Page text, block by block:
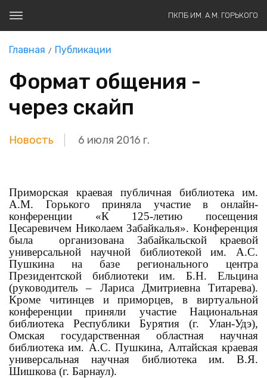
ПКПБ ИМ. А.М. ГОРЬКОГО
Главная Публикации
Формат общения -
через скайп
Новость 6 июля 2016 г.
Приморская краевая публичная библиотека им.
А.М. Горького приняла участие в онлайн-
конференции «К 125-летию посещения
Цесаревичем Николаем Забайкалья». Конференция
была организована Забайкальской краевой
универсальной научной библиотекой им. А.С.
Пушкина на базе регионального центра
Президентской библиотеки им. Б.Н. Ельцина
(руководитель – Лариса Дмитриевна Титарева).
Кроме читинцев и приморцев, в виртуальной
конференции приняли участие Национальная
библиотека Республики Бурятия (г. Улан-Удэ),
Омская государственная областная научная
библиотека им. А.С. Пушкина, Алтайская краевая
универсальная научная библиотека им. В.Я.
Шишкова (г. Барнаул).